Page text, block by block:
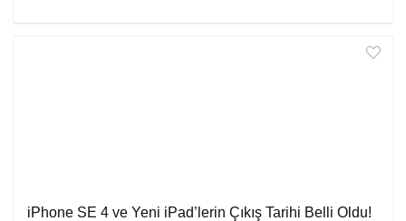
iPhone SE 4 ve Yeni iPad’lerin Çıkış Tarihi Belli Oldu!